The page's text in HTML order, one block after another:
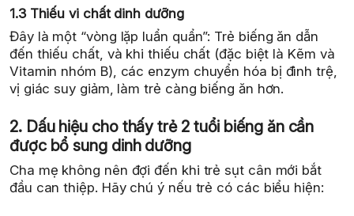
1.3 Thiếu vi chất dinh dưỡng
Đây là một “vòng lặp luẩn quẩn”: Trẻ biếng ăn dẫn
đến thiếu chất, và khi thiếu chất (đặc biệt là Kẽm và
Vitamin nhóm B), các enzym chuyển hóa bị đình trệ,
vị giác suy giảm, làm trẻ càng biếng ăn hơn.
2. Dấu hiệu cho thấy trẻ 2 tuổi biếng ăn cần
được bổ sung dinh dưỡng
Cha mẹ không nên đợi đến khi trẻ sụt cân mới bắt
đầu can thiệp. Hãy chú ý nếu trẻ có các biểu hiện: